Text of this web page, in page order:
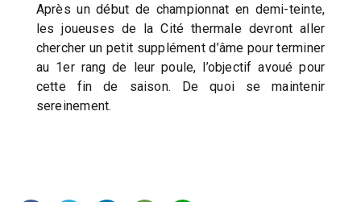
Après un début de championnat en demi-teinte,
les joueuses de la Cité thermale devront aller
chercher un petit supplément d’âme pour terminer
au 1er rang de leur poule, l’objectif avoué pour
cette fin de saison. De quoi se maintenir
sereinement.